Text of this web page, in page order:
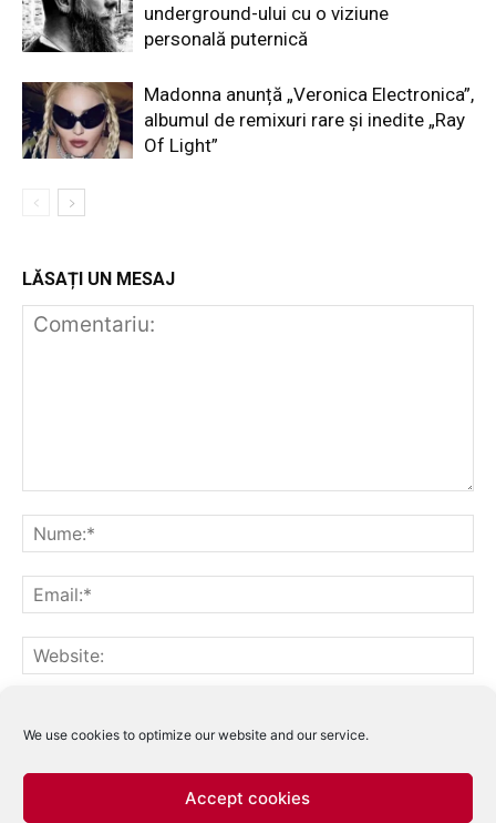
We use cookies to optimize our website and our service.
Accept cookies
underground-ului cu o viziune
personală puternică
Madonna anunță „Veronica Electronica”,
albumul de remixuri rare și inedite „Ray
Of Light”
LĂSAȚI UN MESAJ
Notifică-mă prin email când sunt publicate articole noi.